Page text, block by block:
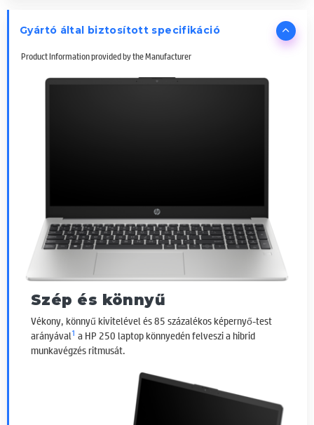
Gyártó által biztosított specifikáció
Product Information provided by the Manufacturer
Szép és könnyű
Vékony, könnyű kivitelével és 85 százalékos képernyő-test
arányával1 a HP 250 laptop könnyedén felveszi a hibrid
munkavégzés ritmusát.